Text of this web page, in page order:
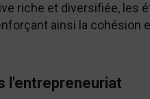
riche et diversifiée,
ainsi la cohésion
l'entrepreneuriat